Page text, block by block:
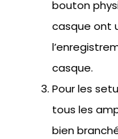
bouton
casque ont
casque.
Pour les
tous les
bien